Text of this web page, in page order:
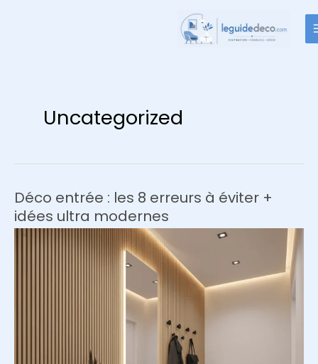
Uncategorized
Déco entrée : les 8 erreurs à éviter +
idées ultra modernes